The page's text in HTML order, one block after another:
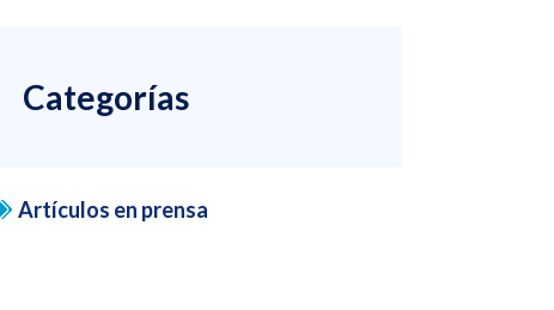
Categorías
Artículos en prensa